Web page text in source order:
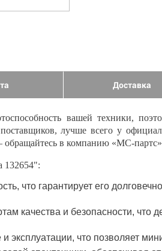
Доставка
вашей техники,
лучше всего у
обращайтесь в компанию «МС-
132654":
что гарантирует его
качества и безопасности, что
эксплуатации, что позволяет